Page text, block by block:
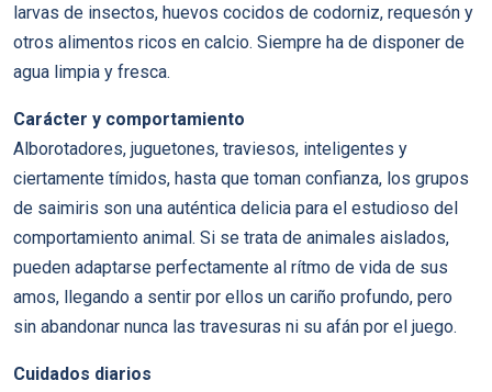
larvas de insectos, huevos cocidos de codorniz, requesón y
otros alimentos ricos en calcio. Siempre ha de disponer de
agua limpia y fresca.
Carácter y comportamiento
Alborotadores, juguetones, traviesos, inteligentes y
ciertamente tímidos, hasta que toman confianza, los grupos
de saimiris son una auténtica delicia para el estudioso del
comportamiento animal. Si se trata de animales aislados,
pueden adaptarse perfectamente al rítmo de vida de sus
amos, llegando a sentir por ellos un cariño profundo, pero
sin abandonar nunca las travesuras ni su afán por el juego.
Cuidados diarios